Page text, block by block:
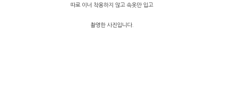
따로 이너 착용하지 않고 속옷만 입고
촬영한 사진입니다.